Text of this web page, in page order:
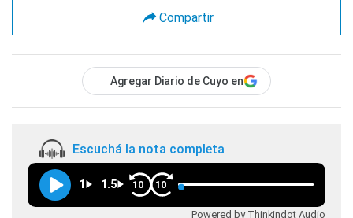
Compartir
Agregar Diario de Cuyo en
Escuchá la nota completa
1 1.5 10 10
Powered by Thinkindot Audio